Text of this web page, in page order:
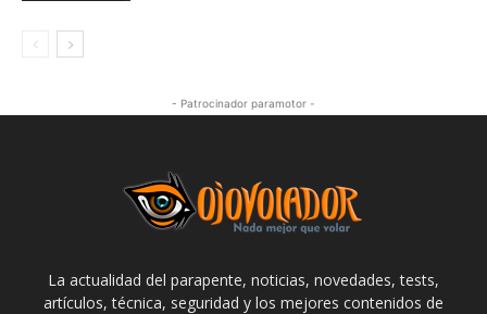
- Patrocinador paramotor -
La actualidad del parapente, noticias, novedades, tests,
artículos, técnica, seguridad y los mejores contenidos de